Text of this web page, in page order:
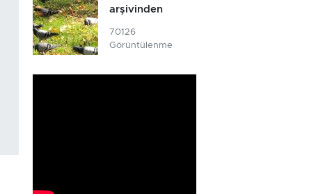
arşivinden
70126
Görüntülenme